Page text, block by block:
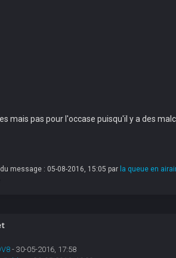
mais pas pour l'occase puisqu'il y a des
message : 05-08-2016, 15:05 par la queue en
- 30-05-2016, 17:58